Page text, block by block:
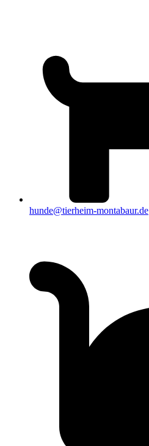
hunde@tierheim-montabaur.de